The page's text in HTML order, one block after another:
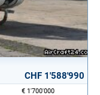
CHF 1'588'990
€ 1'700'000